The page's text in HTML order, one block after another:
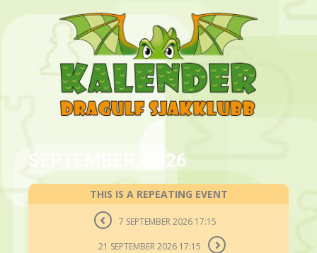
SEPTEMBER, 2026
THIS IS A REPEATING EVENT
7 SEPTEMBER 2026 17:15
21 SEPTEMBER 2026 17:15